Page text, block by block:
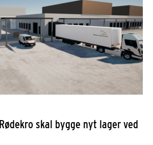
skal bygge nyt lager ved